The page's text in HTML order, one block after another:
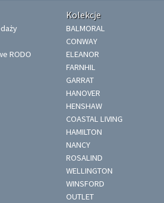
RODO
Kolekcje
BALMORAL
CONWAY
ELEANOR
FARNHIL
GARRAT
HANOVER
HENSHAW
COASTAL LIVING
HAMILTON
NANCY
ROSALIND
WELLINGTON
WINSFORD
OUTLET